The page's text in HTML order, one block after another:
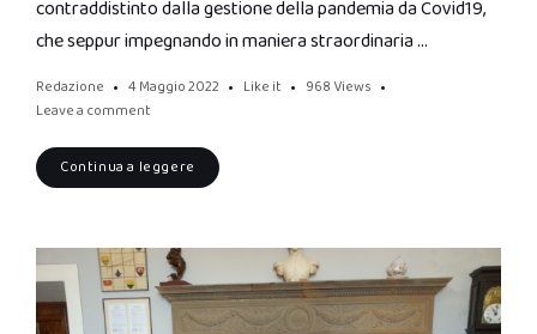
contraddistinto dalla gestione della pandemia da Covid19,
che seppur impegnando in maniera straordinaria …
Redazione 4 Maggio 2022 Like it 968 Views
Leave a comment
Continua a leggere